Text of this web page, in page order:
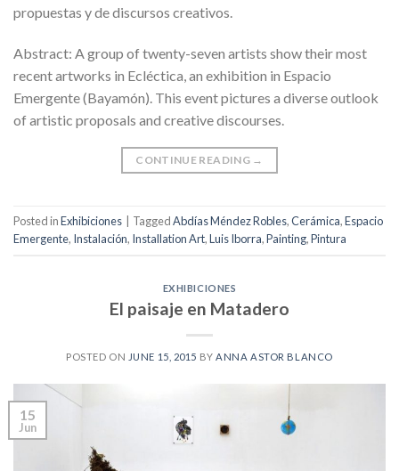
propuestas y de discursos creativos.
Abstract: A group of twenty-seven artists show their most
recent artworks in Ecléctica, an exhibition in Espacio
Emergente (Bayamón). This event pictures a diverse outlook
of artistic proposals and creative discourses.
CONTINUE READING →
Posted inExhibiciones TaggedAbdías Méndez Robles,Cerámica,Espacio
Emergente, Instalación, Installation Art,Luis Iborra,Painting,Pintura
EXHIBICIONES
El paisaje en Matadero
POSTED ON JUNE 15, 2015 BYANNA ASTOR BLANCO
15
Jun